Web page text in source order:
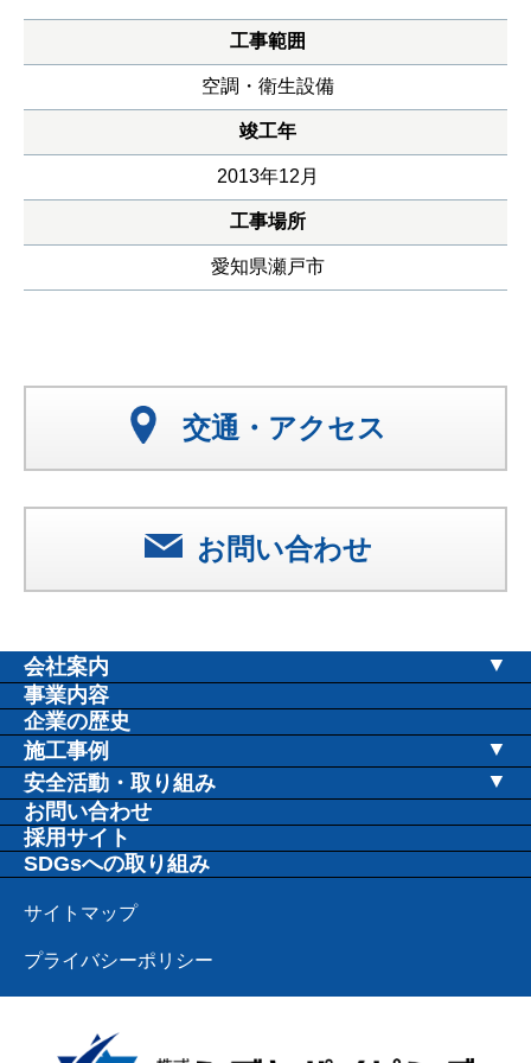
工事範囲
空調・衛生設備
竣工年
2013年12月
工事場所
愛知県瀬戸市
交通・アクセス
お問い合わせ
会社案内
社長挨拶
会社概要
会社沿革
取締役・役員紹介
拠点案内
事業内容
企業の歴史
施工事例
教育施設
公共施設
病院施設
工場・事務所
安全活動・取り組み
安全衛生協議会
安全推進活動
お問い合わせ
採用サイト
SDGsへの取り組み
サイトマップ
プライバシーポリシー